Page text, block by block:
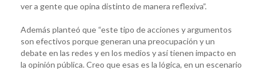
ver a gente que opina distinto de manera reflexiva”.
Además planteó que “este tipo de acciones y argumentos
son efectivos porque generan una preocupación y un
debate en las redes y en los medios y así tienen impacto en
la opinión pública. Creo que esas es la lógica, en un escenario